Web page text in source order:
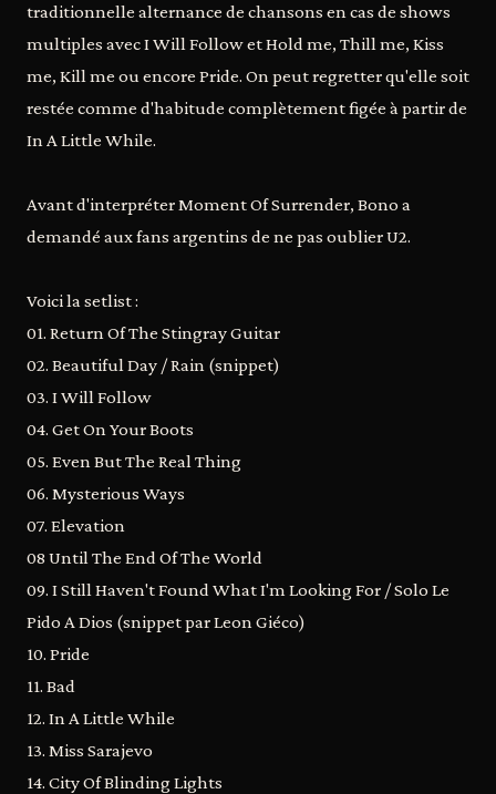
traditionnelle alternance de chansons en cas de shows
multiples avec I Will Follow et Hold me, Thill me, Kiss
me, Kill me ou encore Pride. On peut regretter qu'elle soit
restée comme d'habitude complètement figée à partir de
In A Little While.
Avant d'interpréter Moment Of Surrender, Bono a
demandé aux fans argentins de ne pas oublier U2.
Voici la setlist :
01. Return Of The Stingray Guitar
02. Beautiful Day / Rain (snippet)
03. I Will Follow
04. Get On Your Boots
05. Even But The Real Thing
06. Mysterious Ways
07. Elevation
08 Until The End Of The World
09. I Still Haven't Found What I'm Looking For / Solo Le
Pido A Dios (snippet par Leon Giéco)
10. Pride
11. Bad
12. In A Little While
13. Miss Sarajevo
14. City Of Blinding Lights